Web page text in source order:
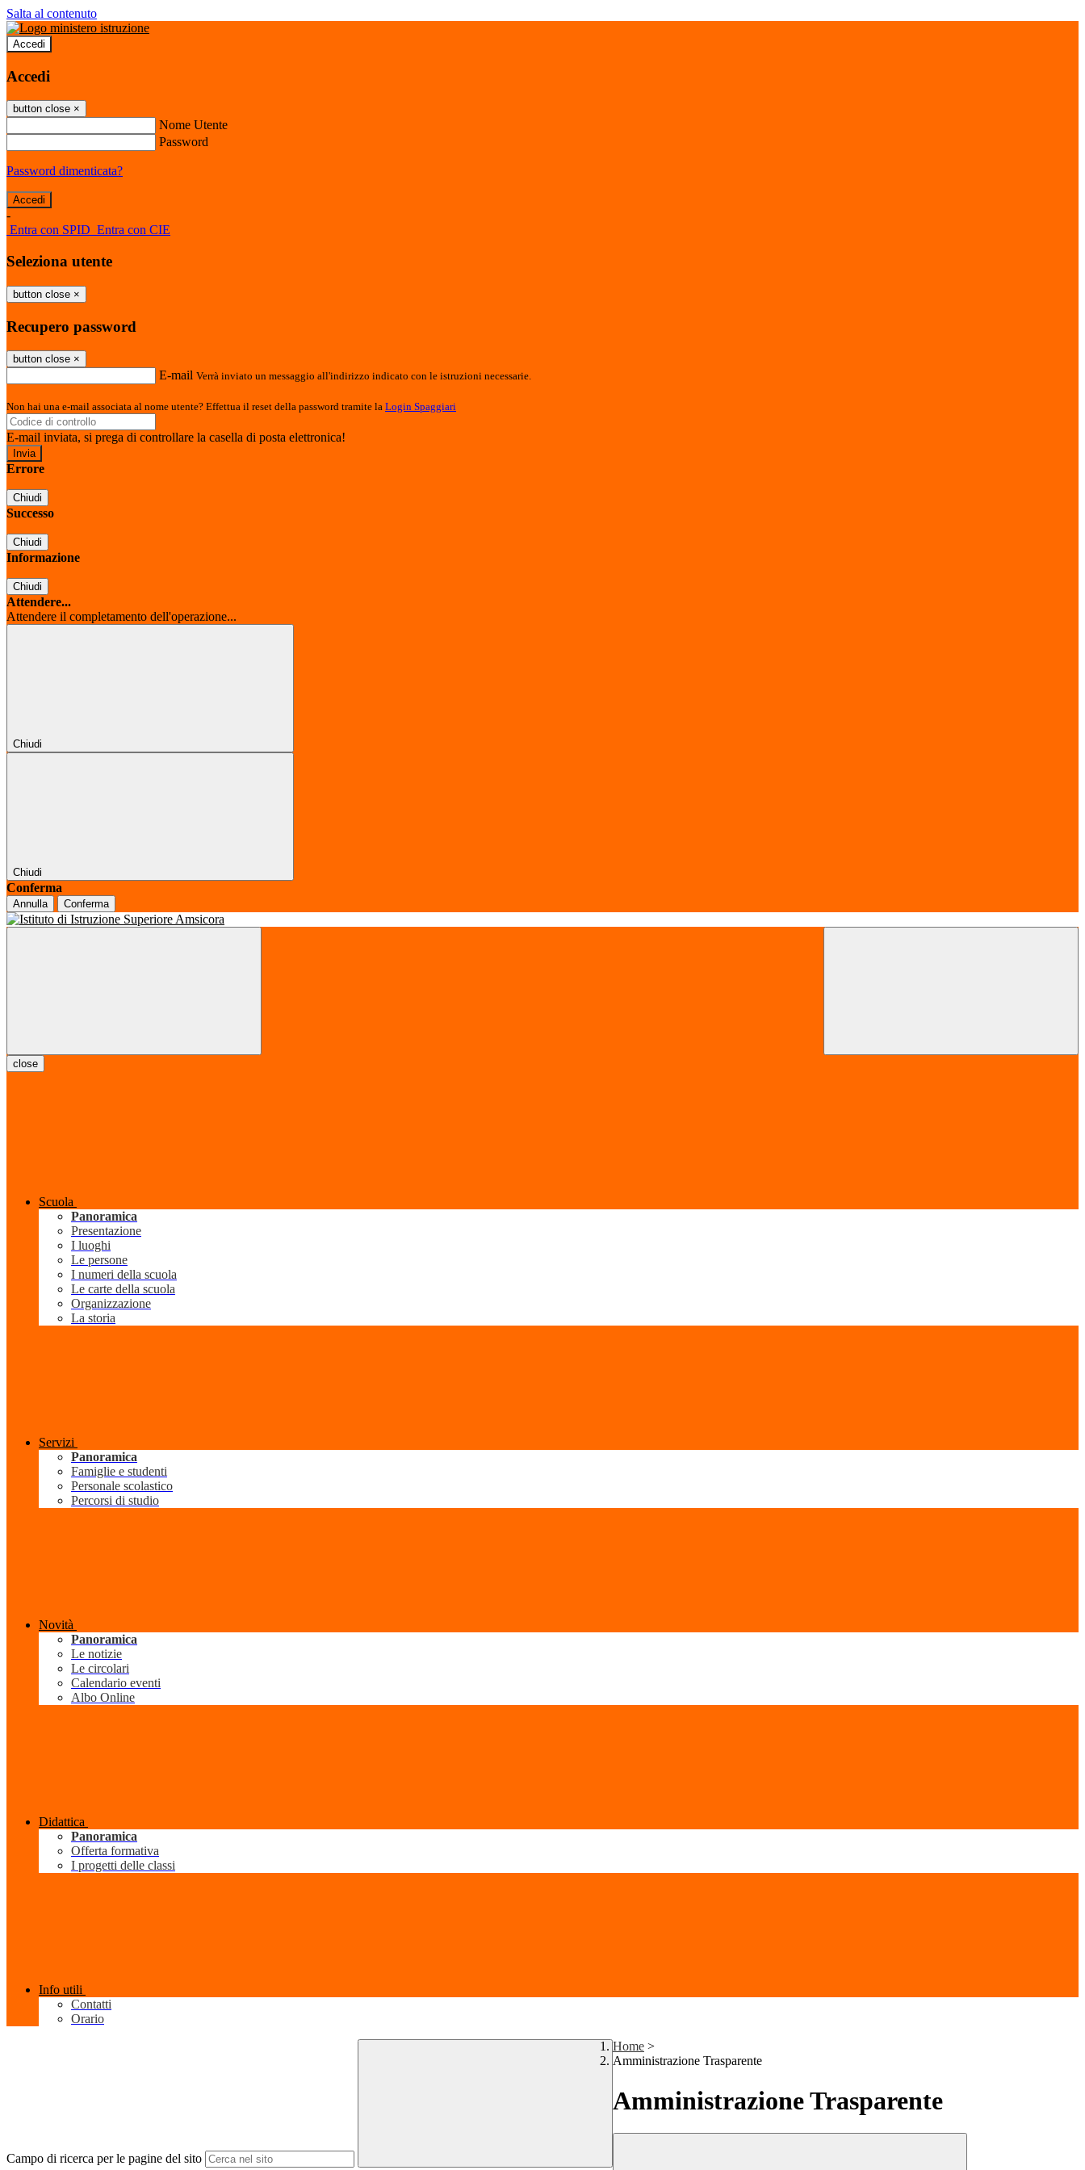
Salta al contenuto
Accedi
Accedi
button close ×
Nome Utente
Password
Password dimenticata?
-
Entra con SPID Entra con CIE
Seleziona utente
button close ×
Recupero password
button close ×
E-mail Verrà inviato un messaggio all'indirizzo indicato con le istruzioni necessarie.
Non hai una e-mail associata al nome utente? Effettua il reset della password tramite la Login Spaggiari
E-mail inviata, si prega di controllare la casella di posta elettronica!
Errore
Chiudi
Successo
Chiudi
Informazione
Chiudi
Attendere...
Attendere il completamento dell'operazione...
Chiudi
Chiudi
Conferma
Annulla Conferma
close
Scuola
Panoramica
Presentazione
I luoghi
Le persone
I numeri della scuola
Le carte della scuola
Organizzazione
La storia
Servizi
Panoramica
Famiglie e studenti
Personale scolastico
Percorsi di studio
Novità
Panoramica
Le notizie
Le circolari
Calendario eventi
Albo Online
Didattica
Panoramica
Offerta formativa
I progetti delle classi
Info utili
Contatti
Orario
Campo di ricerca per le pagine del sito
Home >
Amministrazione Trasparente
Amministrazione Trasparente